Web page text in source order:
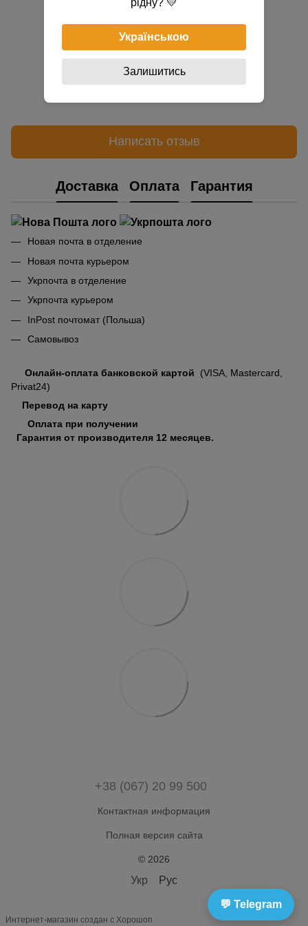
Написать отзыв
Доставка Оплата Гарантия
Новая почта в отделение
Новая почта курьером
Укрпочта в отделение
Укрпочта курьером
InPost почтомат (Польша)
Самовывоз
Онлайн-оплата банковской картой
(VISA, Mastercard,
Privat24)
Перевод на карту
Оплата при получении
Гарантия от производителя 12 месяцев.
+38 (067) 20 99 500
Контактная информация
Полная версия сайта
© 2026
Укр Рус
Интернет-магазин создан с Хорошоп
Українською
Залишитись
💬 Telegram